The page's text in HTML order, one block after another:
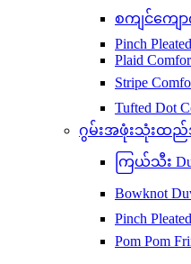
စကျင်ကျော
Pinch
Plaid
Stripe
Tufted Dot
ဂွမ်းအဖုံးသုံးထ
ကြယ်သီး
Bowknot
Pinch
Pom Pom